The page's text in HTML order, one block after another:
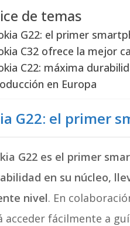
de temas
G22: el primer
C32 ofrece la mejor
C22: máxima
en Europa
G22: el primer
G22 es el primer
en su núcleo,
nivel. En
acceder fácilmente a